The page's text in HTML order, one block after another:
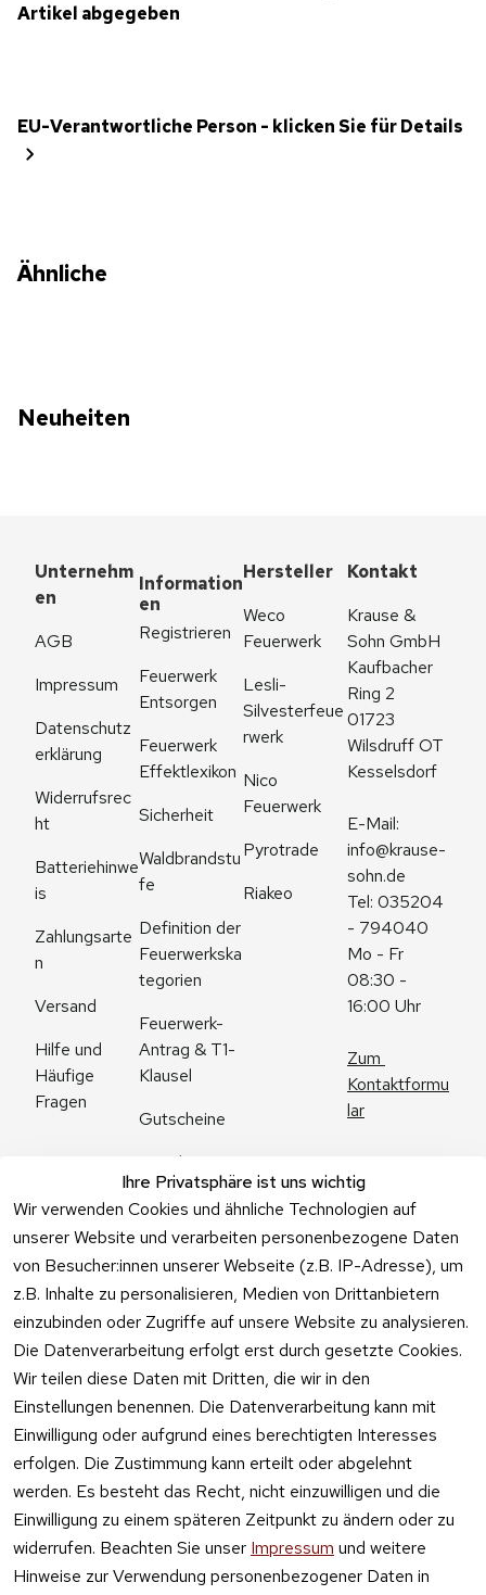
Artikel abgegeben
EU-Verantwortliche Person - klicken Sie für Details
Ähnliche
Neuheiten
Ihre Privatsphäre ist uns wichtig
Wir verwenden Cookies und ähnliche Technologien auf
unserer Website und verarbeiten personenbezogene Daten
von Besucher:innen unserer Webseite (z.B. IP-Adresse), um
z.B. Inhalte zu personalisieren, Medien von Drittanbietern
einzubinden oder Zugriffe auf unsere Website zu analysieren.
Die Datenverarbeitung erfolgt erst durch gesetzte Cookies.
Wir teilen diese Daten mit Dritten, die wir in den
Einstellungen benennen. Die Datenverarbeitung kann mit
Einwilligung oder aufgrund eines berechtigten Interesses
erfolgen. Die Zustimmung kann erteilt oder abgelehnt
werden. Es besteht das Recht, nicht einzuwilligen und die
Einwilligung zu einem späteren Zeitpunkt zu ändern oder zu
widerrufen. Beachten Sie unser Impressum und weitere
Hinweise zur Verwendung personenbezogener Daten in
Unternehm
en
AGB
Impressum
Datenschutz
erklärung
Widerrufsrec
ht
Batteriehinwe
is
Zahlungsarte
n
Versand
Hilfe und
Häufige
Fragen
Information
en
Registrieren
Feuerwerk
Entsorgen
Feuerwerk
Effektlexikon
Sicherheit
Waldbrandstu
fe
Definition der
Feuerwerkska
tegorien
Feuerwerk-
Antrag & T1-
Klausel
Gutscheine
Angebote
Feuerwerk
Online kaufen
Hersteller
Weco
Feuerwerk
Lesli-
Silvesterfeue
rwerk
Nico
Feuerwerk
Pyrotrade
Riakeo
Kontakt
Krause &
Sohn GmbH
Kaufbacher
Ring 2
01723
Wilsdruff OT
Kesselsdorf
info@krause-
sohn.de
Tel: 035204
- 794040
Mo - Fr
08:30 -
16:00 Uhr
Zum
Kontaktformu
lar
Vertrag
widerrufen